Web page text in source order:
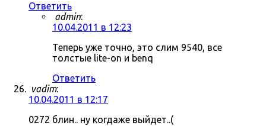
Ответить
admin:
10.04.2011 в 12:23
Теперь уже точно, это слим 9540, все
толстые lite-on и benq
Ответить
vadim:
10.04.2011 в 12:17
0272 блин.. ну когдаже выйдет..(